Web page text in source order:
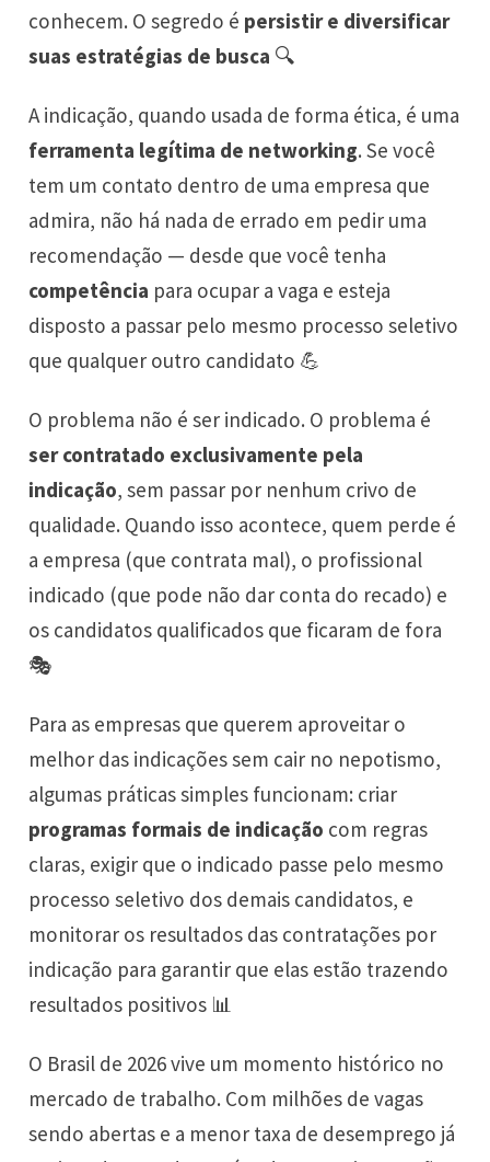
conhecem. O segredo é persistir e diversificar
suas estratégias de busca 🔍
A indicação, quando usada de forma ética, é uma
ferramenta legítima de networking. Se você
tem um contato dentro de uma empresa que
admira, não há nada de errado em pedir uma
recomendação — desde que você tenha
competência para ocupar a vaga e esteja
disposto a passar pelo mesmo processo seletivo
que qualquer outro candidato 💪
O problema não é ser indicado. O problema é
ser contratado exclusivamente pela
indicação, sem passar por nenhum crivo de
qualidade. Quando isso acontece, quem perde é
a empresa (que contrata mal), o profissional
indicado (que pode não dar conta do recado) e
os candidatos qualificados que ficaram de fora
🎭
Para as empresas que querem aproveitar o
melhor das indicações sem cair no nepotismo,
algumas práticas simples funcionam: criar
programas formais de indicação com regras
claras, exigir que o indicado passe pelo mesmo
processo seletivo dos demais candidatos, e
monitorar os resultados das contratações por
indicação para garantir que elas estão trazendo
resultados positivos 📊
O Brasil de 2026 vive um momento histórico no
mercado de trabalho. Com milhões de vagas
sendo abertas e a menor taxa de desemprego já